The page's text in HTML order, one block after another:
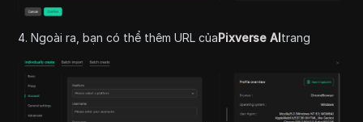
4. Ngoài ra, bạn có thể thêm URL củaPixverse AItrang